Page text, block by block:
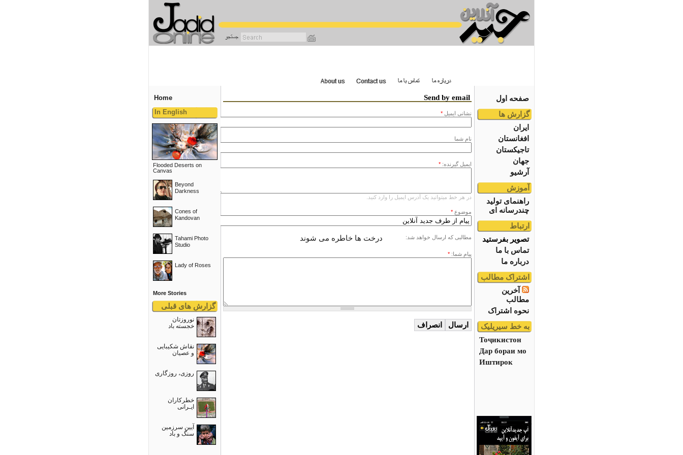
صفحه اول
گزارش ها
ایران
افغانستان
تاجیکستان
جهان
آرشیو
آموزش
راهنمای تولید
چندرسانه ای
ارتباط
تصویر بفرستید
تماس با ما
درباره ما
اشتراک مطالب
آخرین
مطالب
نحوه اشتراک
به خط سیریلیک
Тоҷикистон
Дар бораи мо
Иштирок
Home
In English
Flooded Deserts on
Canvas
Beyond
Darkness
Cones of
Kandovan
Tahami Photo
Studio
Lady of Roses
More Stories
گزارش های قبلی
نوروزتان
خجسته باد
نقاش شکیبایی
و عصيان
روزی، روزگاری
خطرکاران
ایـرانی
آیین سرزمین
سنگ و باد
Send by email
نشانى ايميل *
نام شما
ایمیل گیرنده: *
در هر خط میتوانید یک آدرس ایمیل را وارد کنید.
موضوع *
مطالبی که ارسال خواهد شد: درخت ها خاطره می شوند
پیام شما: *